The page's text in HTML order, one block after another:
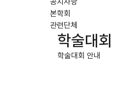
본학회
관련단체
학술대회
학술대회 안내